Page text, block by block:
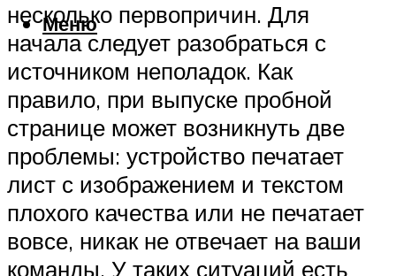
Меню
несколько первопричин. Для
начала следует разобраться с
источником неполадок. Как
правило, при выпуске пробной
странице может возникнуть две
проблемы: устройство печатает
лист с изображением и текстом
плохого качества или не печатает
вовсе, никак не отвечает на ваши
команды. У таких ситуаций есть